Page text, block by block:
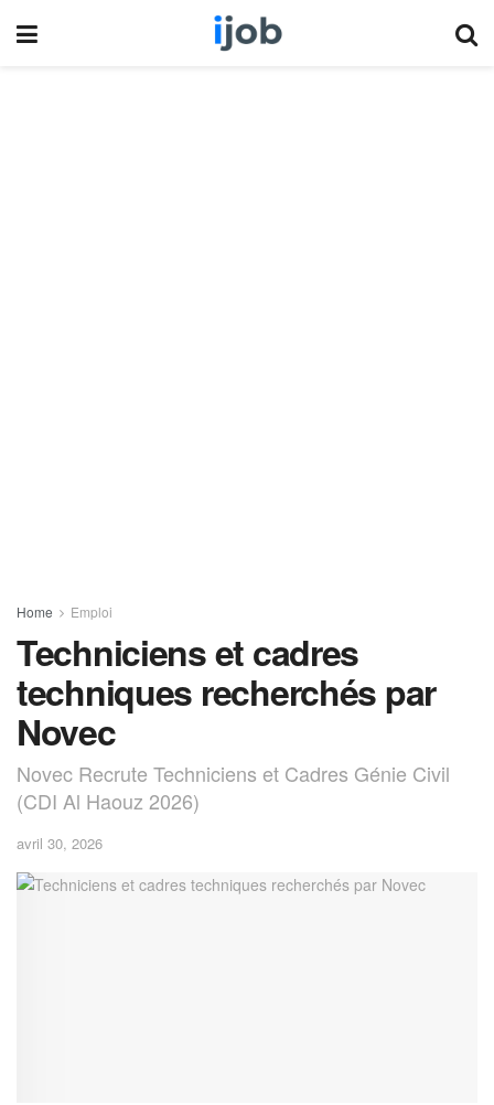
Home Emploi
Techniciens et cadres
techniques recherchés par
Novec
Novec Recrute Techniciens et Cadres Génie Civil
(CDI Al Haouz 2026)
avril 30, 2026